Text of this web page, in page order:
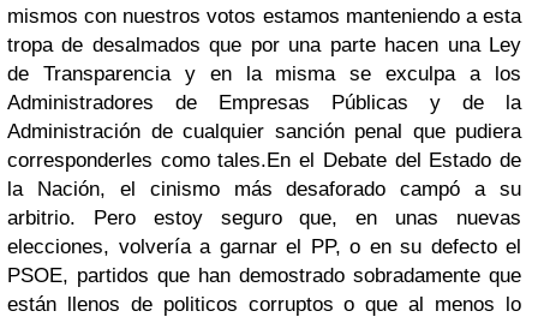
mismos con nuestros votos estamos manteniendo a esta
tropa de desalmados que por una parte hacen una Ley
de Transparencia y en la misma se exculpa a los
Administradores de Empresas Públicas y de la
Administración de cualquier sanción penal que pudiera
corresponderles como tales.En el Debate del Estado de
la Nación, el cinismo más desaforado campó a su
arbitrio. Pero estoy seguro que, en unas nuevas
elecciones, volvería a garnar el PP, o en su defecto el
PSOE, partidos que han demostrado sobradamente que
están llenos de politicos corruptos o que al menos lo